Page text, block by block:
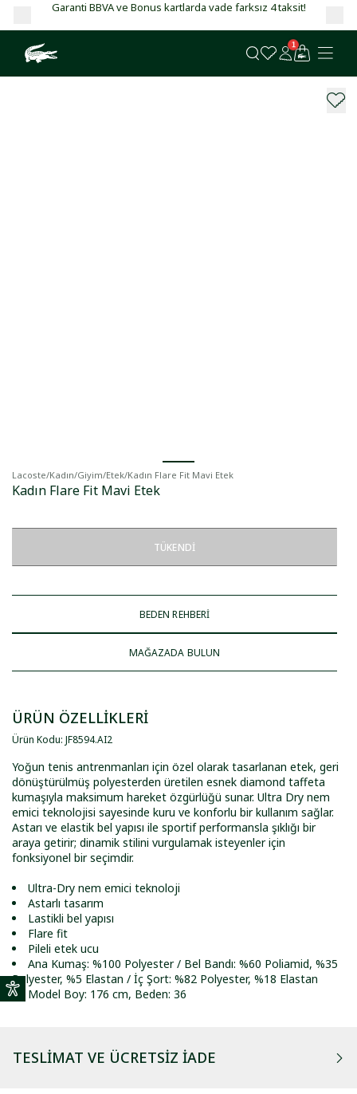
Garanti BBVA ve Bonus kartlarda vade farksız 4 taksit!
1
Lacoste/Kadın/Giyim/Etek/Kadın Flare Fit Mavi Etek
Kadın Flare Fit Mavi Etek
TÜKENDI
BEDEN REHBERİ
MAĞAZADA BULUN
ÜRÜN ÖZELLİKLERİ
Ürün Kodu: JF8594.AI2
Yoğun tenis antrenmanları için özel olarak tasarlanan etek, geri
dönüştürülmüş polyesterden üretilen esnek diamond taffeta
kumaşıyla maksimum hareket özgürlüğü sunar. Ultra Dry nem
emici teknolojisi sayesinde kuru ve konforlu bir kullanım sağlar.
Astarı ve elastik bel yapısı ile sportif performansla şıklığı bir
araya getirir; dinamik stilini vurgulamak isteyenler için
fonksiyonel bir seçimdir.
Ultra-Dry nem emici teknoloji
Astarlı tasarım
Lastikli bel yapısı
Flare fit
Pileli etek ucu
Ana Kumaş: %100 Polyester / Bel Bandı: %60 Poliamid, %35
Polyester, %5 Elastan / İç Şort: %82 Polyester, %18 Elastan
Model Boy: 176 cm, Beden: 36
TESLIMAT VE ÜCRETSIZ İADE